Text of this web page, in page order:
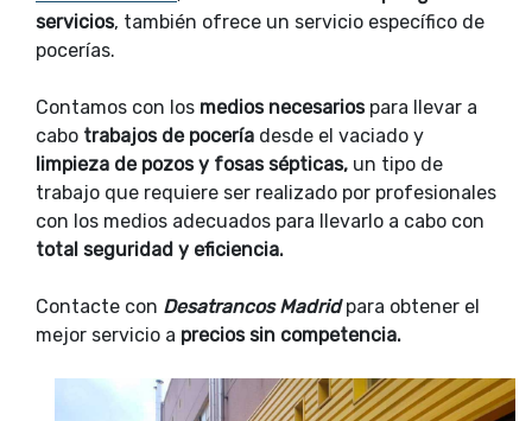
servicios, también ofrece un servicio específico de
pocerías.
Contamos con los medios necesariospara llevar a
cabo trabajos de pocería desde el vaciado y
limpieza de pozos y fosas sépticas, un tipo de
trabajo que requiere ser realizado por profesionales
con los medios adecuados para llevarlo a cabo con
total seguridad y eficiencia.
Contacte con Desatrancos Madridpara obtener el
mejor servicio a precios sin competencia.